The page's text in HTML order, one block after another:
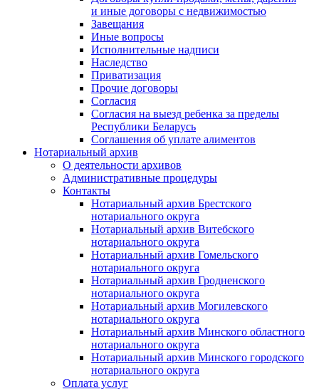
и иные договоры с недвижимостью
Завещания
Иные вопросы
Исполнительные надписи
Наследство
Приватизация
Прочие договоры
Согласия
Согласия на выезд ребенка за пределы
Республики Беларусь
Соглашения об уплате алиментов
Нотариальный архив
О деятельности архивов
Административные процедуры
Контакты
Нотариальный архив Брестского
нотариального округа
Нотариальный архив Витебского
нотариального округа
Нотариальный архив Гомельского
нотариального округа
Нотариальный архив Гродненского
нотариального округа
Нотариальный архив Могилевского
нотариального округа
Нотариальный архив Минского областного
нотариального округа
Нотариальный архив Минского городского
нотариального округа
Оплата услуг